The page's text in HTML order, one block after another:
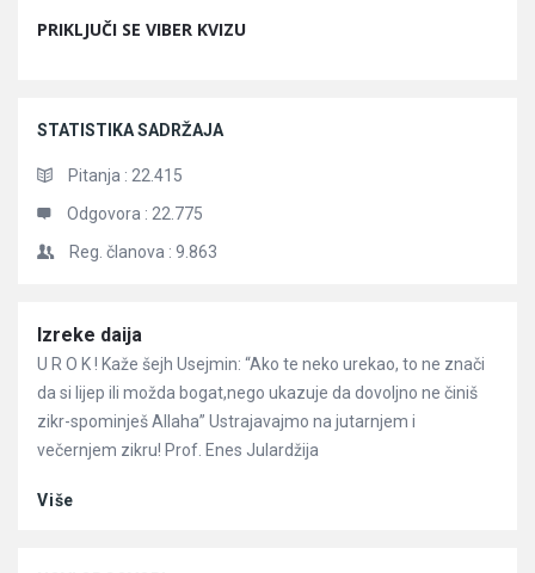
PRIKLJUČI SE VIBER KVIZU
STATISTIKA SADRŽAJA
Pitanja : 22.415
Odgovora : 22.775
Reg. članova : 9.863
Članci
Izreke daija
U R O K ! Kaže šejh Usejmin: “Ako te neko urekao, to ne znači
da si lijep ili možda bogat,nego ukazuje da dovoljno ne činiš
zikr-spominješ Allaha” Ustrajavajmo na jutarnjem i
večernjem zikru! Prof. Enes Julardžija
Više